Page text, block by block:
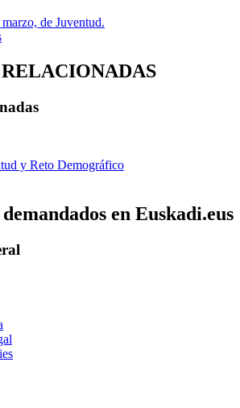
de Juventud.
y Reto Demográfico
en Euskadi.eus